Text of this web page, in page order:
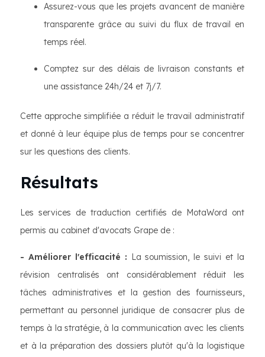
Assurez-vous que les projets avancent de manière
transparente grâce au suivi du flux de travail en
temps réel.
Comptez sur des délais de livraison constants et
une assistance 24h/24 et 7j/7.
Cette approche simplifiée a réduit le travail administratif
et donné à leur équipe plus de temps pour se concentrer
sur les questions des clients.
Résultats
Les services de traduction certifiés de MotaWord ont
permis au cabinet d'avocats Grape de :
- Améliorer l'efficacité : La soumission, le suivi et la
révision centralisés ont considérablement réduit les
tâches administratives et la gestion des fournisseurs,
permettant au personnel juridique de consacrer plus de
temps à la stratégie, à la communication avec les clients
et à la préparation des dossiers plutôt qu'à la logistique